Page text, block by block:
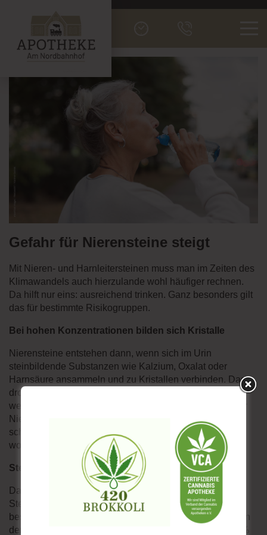
Gefahr für Nierensteine steigt
Mit Nieren- und Harnleitersteinen muss man im Zeiten des
Klimawandels auch hierzulande wohl häufiger rechnen.
Da hilft nur eins: ausreichend trinken. Ganz besonders gilt
das für bestimmte Risikogruppen.
Bei hohen Konzentrationen bilden sich Kristalle
Nierensteine entstehen dann, wenn sich im Urin
steinbildende Substanzen wie Kalzium, Oxalat oder
Harnsäure ansammeln und zu Kristallen verbinden. Das
droht vor allem, wenn der Urin sehr konzentriert ist, also
wenig Flüssigkeit enthält. Deshalb ist ein Risikofaktor für
Nieren- und Harnleitersteine auch die Hitze: Wer viel
schwitzt und wenig trinkt, produziert zu wenig Urin,
wodurch sich die Steinbildner ansammeln können.
Steingürtel dehnt sich nach Norden aus
Dass das keine bloße Theorie ist, zeigt der sogenannte
Steingürtel auf der Weltkarte: Dabei handelt es sich um
besonders heiße Gebiete am Äquator sowie im Südosten
der USA und Teile Südostasiens. Dort sind mehr als 10%